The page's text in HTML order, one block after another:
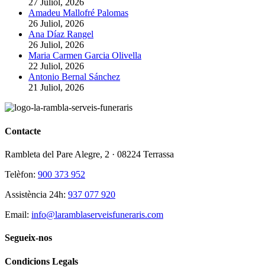
27 Juliol, 2026
Amadeu Mallofré Palomas
26 Juliol, 2026
Ana Díaz Rangel
26 Juliol, 2026
Maria Carmen Garcia Olivella
22 Juliol, 2026
Antonio Bernal Sánchez
21 Juliol, 2026
Contacte
Rambleta del Pare Alegre, 2 · 08224 Terrassa
Telèfon: 900 373 952
Assistència 24h: 937 077 920
Email: info@laramblaserveisfuneraris.com
Segueix-nos
Condicions Legals